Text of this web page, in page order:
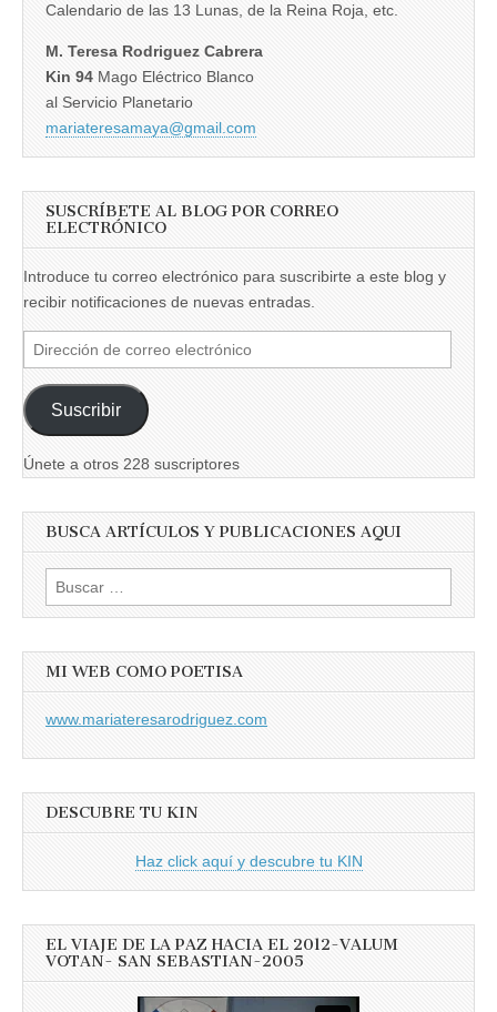
Calendario de las 13 Lunas, de la Reina Roja, etc.
M. Teresa Rodriguez Cabrera
Kin 94 Mago Eléctrico Blanco
al Servicio Planetario
mariateresamaya@gmail.com
SUSCRÍBETE AL BLOG POR CORREO
ELECTRÓNICO
Introduce tu correo electrónico para suscribirte a este blog y
recibir notificaciones de nuevas entradas.
Dirección
de
correo
electrónico
Suscribir
Únete a otros 228 suscriptores
BUSCA ARTÍCULOS Y PUBLICACIONES AQUI
Buscar:
MI WEB COMO POETISA
www.mariateresarodriguez.com
DESCUBRE TU KIN
Haz click aquí y descubre tu KIN
EL VIAJE DE LA PAZ HACIA EL 2012-VALUM
VOTAN- SAN SEBASTIAN-2005